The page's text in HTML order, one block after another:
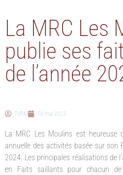
La MRC Les
publie ses
de l’année
TVRM 18 mai 2023
La MRC Les Moulins est heureuse
annuelle des activités basée sur son
2024. Les principales réalisations de
en Faits saillants pour chacun de